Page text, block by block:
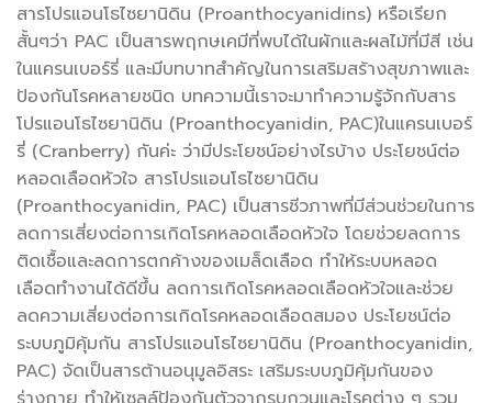
สารโปรแอนโธไซยานิดิน (Proanthocyanidins) หรือเรียก
สั้นๆว่า PAC เป็นสารพฤกษเคมีที่พบได้ในผักและผลไม้ที่มีสี เช่น
ในแครนเบอร์รี่ และมีบทบาทสำคัญในการเสริมสร้างสุขภาพและ
ป้องกันโรคหลายชนิด บทความนี้เราจะมาทำความรู้จักกับสาร
โปรแอนโธไซยานิดิน (Proanthocyanidin, PAC)ในแครนเบอร์
รี่ (Cranberry) กันค่ะ ว่ามีประโยชน์อย่างไรบ้าง ประโยชน์ต่อ
หลอดเลือดหัวใจ สารโปรแอนโธไซยานิดิน
(Proanthocyanidin, PAC) เป็นสารชีวภาพที่มีส่วนช่วยในการ
ลดการเสี่ยงต่อการเกิดโรคหลอดเลือดหัวใจ โดยช่วยลดการ
ติดเชื้อและลดการตกค้างของเมล็ดเลือด ทำให้ระบบหลอด
เลือดทำงานได้ดีขึ้น ลดการเกิดโรคหลอดเลือดหัวใจและช่วย
ลดความเสี่ยงต่อการเกิดโรคหลอดเลือดสมอง ประโยชน์ต่อ
ระบบภูมิคุ้มกัน สารโปรแอนโธไซยานิดิน (Proanthocyanidin,
PAC) จัดเป็นสารต้านอนุมูลอิสระ เสริมระบบภูมิคุ้มกันของ